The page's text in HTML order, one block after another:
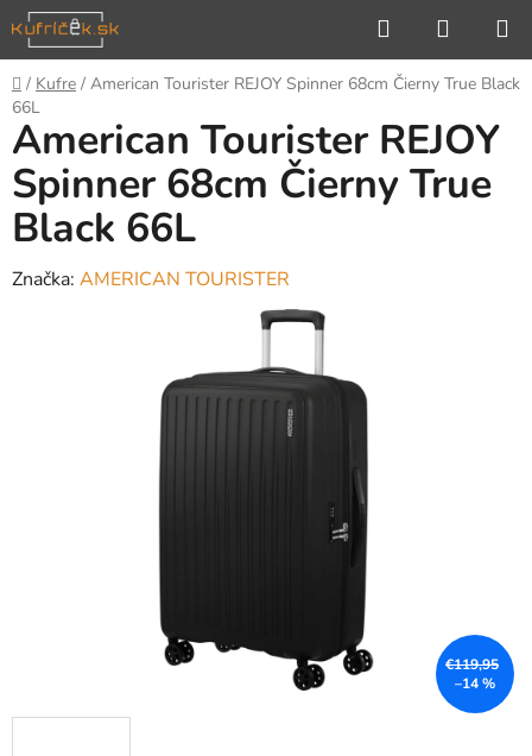
Prejsť
na
obsah
Hľadať
KOŠÍK
Domov
/ Kufre / American Tourister REJOY Spinner 68cm Čierny True Black
66L
American Tourister REJOY
Spinner 68cm Čierny True
Black 66L
Značka: AMERICAN TOURISTER
€119,95
–14 %